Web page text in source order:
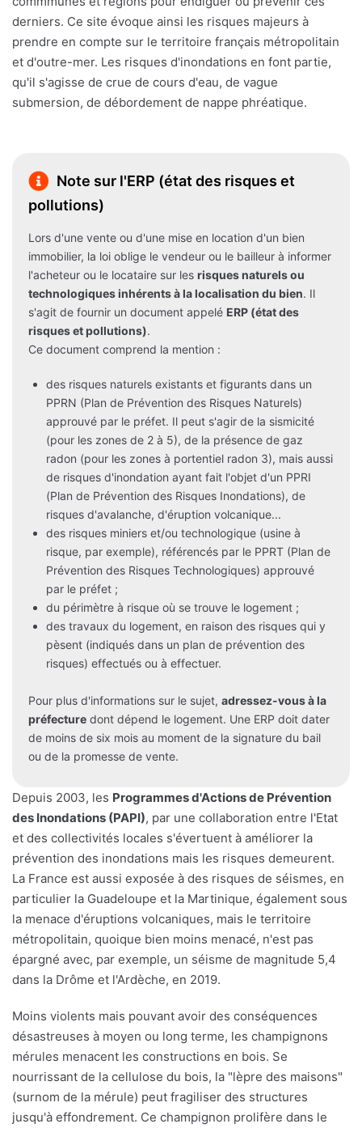
derniers. Ce site évoque ainsi les risques majeurs à
prendre en compte sur le territoire français métropolitain
et d'outre-mer. Les risques d'inondations en font partie,
qu'il s'agisse de crue de cours d'eau, de vague
submersion, de débordement de nappe phréatique.
Note sur l'ERP (état des risques et
pollutions)
Lors d'une vente ou d'une mise en location d'un bien
immobilier, la loi oblige le vendeur ou le bailleur à informer
l'acheteur ou le locataire sur les risques naturels ou
technologiques inhérents à la localisation du bien. Il
s'agit de fournir un document appelé ERP (état des
risques et pollutions).
Ce document comprend la mention :
des risques naturels existants et figurants dans un
PPRN (Plan de Prévention des Risques Naturels)
approuvé par le préfet. Il peut s'agir de la sismicité
(pour les zones de 2 à 5), de la présence de gaz
radon (pour les zones à portentiel radon 3), mais aussi
de risques d'inondation ayant fait l'objet d'un PPRI
(Plan de Prévention des Risques Inondations), de
risques d'avalanche, d'éruption volcanique...
des risques miniers et/ou technologique (usine à
risque, par exemple), référencés par le PPRT (Plan de
Prévention des Risques Technologiques) approuvé
par le préfet ;
du périmètre à risque où se trouve le logement ;
des travaux du logement, en raison des risques qui y
pèsent (indiqués dans un plan de prévention des
risques) effectués ou à effectuer.
Pour plus d'informations sur le sujet, adressez-vous à la
préfecture dont dépend le logement. Une ERP doit dater
de moins de six mois au moment de la signature du bail
ou de la promesse de vente.
Depuis 2003, les Programmes d'Actions de Prévention
des Inondations (PAPI), par une collaboration entre l'Etat
et des collectivités locales s'évertuent à améliorer la
prévention des inondations mais les risques demeurent.
La France est aussi exposée à des risques de séismes, en
particulier la Guadeloupe et la Martinique, également sous
la menace d'éruptions volcaniques, mais le territoire
métropolitain, quoique bien moins menacé, n'est pas
épargné avec, par exemple, un séisme de magnitude 5,4
dans la Drôme et l'Ardèche, en 2019.
Moins violents mais pouvant avoir des conséquences
désastreuses à moyen ou long terme, les champignons
mérules menacent les constructions en bois. Se
nourrissant de la cellulose du bois, la "lèpre des maisons"
(surnom de la mérule) peut fragiliser des structures
jusqu'à effondrement. Ce champignon prolifère dans le